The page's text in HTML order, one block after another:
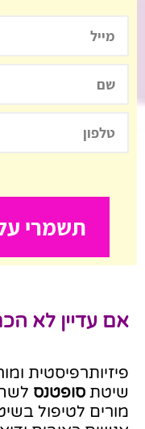
אם עדיין לא
פיזיותרפיסטית
שיטת סופטנס
מורים לטיפול